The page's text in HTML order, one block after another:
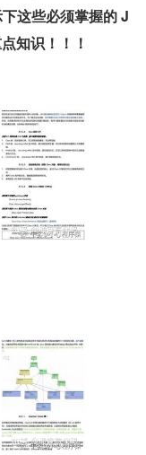
这些必须掌握的 J
知识！！！